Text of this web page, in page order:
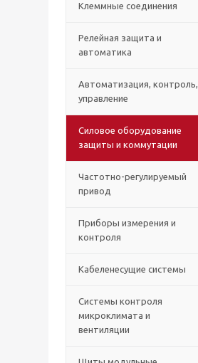
Клеммные соединения
Релейная защита и
автоматика
Автоматизация, контроль,
управление
Силовое оборудование
защиты и коммутации
Частотно-регулируемый
привод
Приборы измерения и
контроля
Кабеленесущие системы
Системы контроля
микроклимата и
вентиляции